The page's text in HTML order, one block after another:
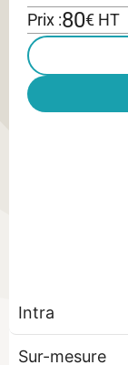
Prix :80€ HT
Intra
Sur-mesure